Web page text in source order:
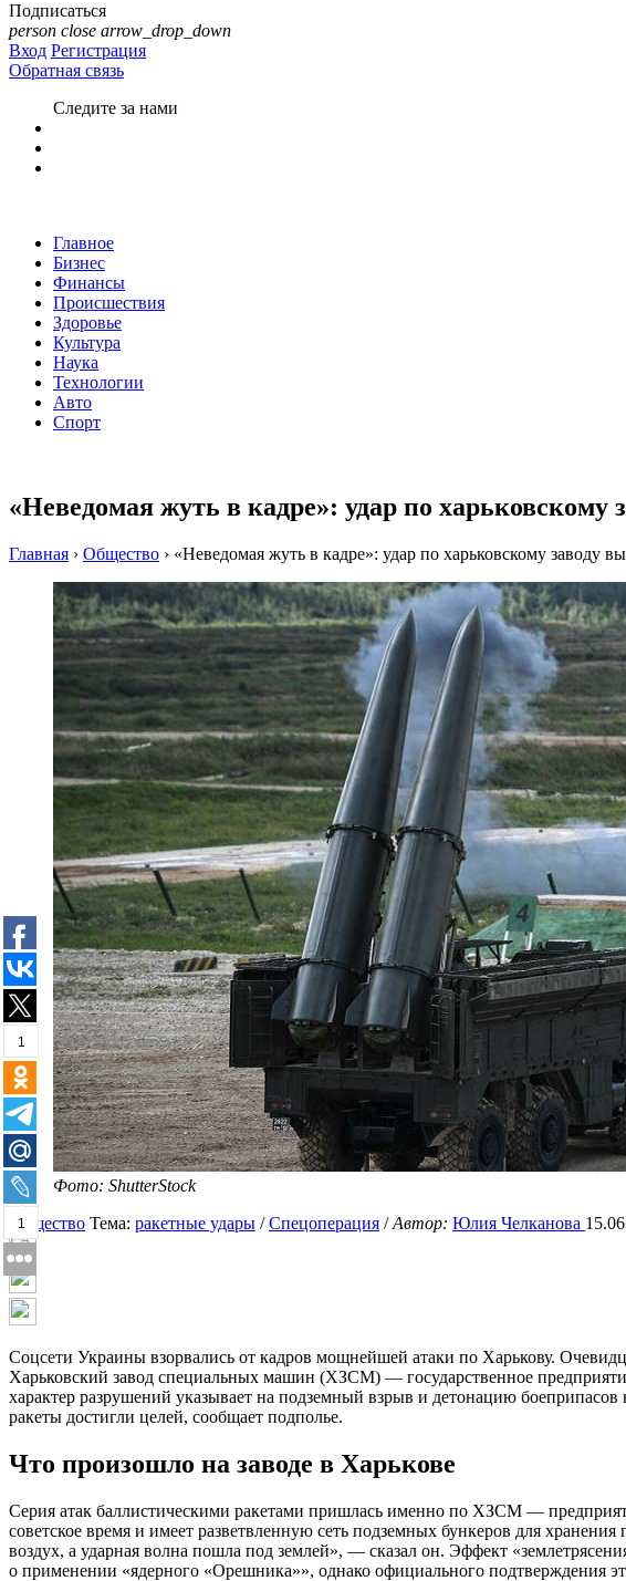
1
1
Подписаться
person close arrow_drop_down
Вход Регистрация
Обратная связь
Следите за нами
Главное
Бизнес
Финансы
Происшествия
Здоровье
Культура
Наука
Технологии
Авто
Спорт
«Неведомая жуть в кадре»: удар по
Главная › Общество › «Неведомая жуть в кадре»: удар по харьковскому заводу
Фото: ShutterStock
Общество Тема: ракетные удары /Спецоперация /Автор: Юлия Челканова
Соцсети Украины взорвались от кадров мощнейшей атаки по Харькову.
Харьковский завод специальных машин (ХЗСМ) — государственное
характер разрушений указывает на подземный взрыв и детонацию
ракеты достигли целей, сообщает подполье.
Что произошло на заводе в Харькове
Серия атак баллистическими ракетами пришлась именно по ХЗСМ —
советское время и имеет разветвленную сеть подземных бункеров для
воздух, а ударная волна пошла под землей», — сказал он. Эффект
о применении «ядерного «Орешника»», однако официального подтверждения